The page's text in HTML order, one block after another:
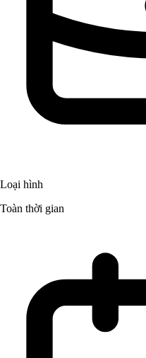
Loại hình
Toàn thời gian